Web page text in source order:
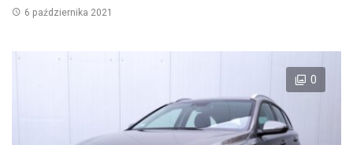
6 października 2021
0